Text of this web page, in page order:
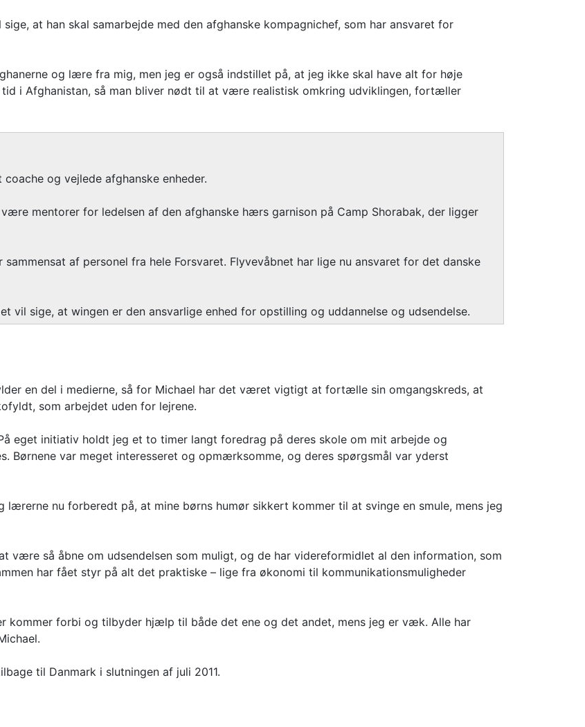
at han skal samarbejde med den afghanske kompagnichef, som har ansvaret for
og lære fra mig, men jeg er også indstillet på, at jeg ikke skal have alt for høje
i Afghanistan, så man bliver nødt til at være realistisk omkring udviklingen, fortæller
og vejlede afghanske enheder.
mentorer for ledelsen af den afghanske hærs garnison på Camp Shorabak, der ligger
af personel fra hele Forsvaret. Flyvevåbnet har lige nu ansvaret for det danske
vil sige, at wingen er den ansvarlige enhed for opstilling og uddannelse og udsendelse.
en del i medierne, så for Michael har det været vigtigt at fortælle sin omgangskreds, at
som arbejdet uden for lejrene.
eget initiativ holdt jeg et to timer langt foredrag på deres skole om mit arbejde og
Børnene var meget interesseret og opmærksomme, og deres spørgsmål var yderst
lærerne nu forberedt på, at mine børns humør sikkert kommer til at svinge en smule, mens jeg
være så åbne om udsendelsen som muligt, og de har videreformidlet al den information, som
har fået styr på alt det praktiske – lige fra økonomi til kommunikationsmuligheder
kommer forbi og tilbyder hjælp til både det ene og det andet, mens jeg er væk. Alle har
til Danmark i slutningen af juli 2011.